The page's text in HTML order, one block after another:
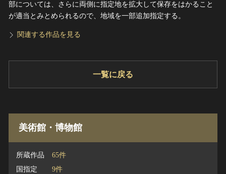
部については、さらに両側に指定地を拡大して保存をはかること
が適当とみとめられるので、地域を一部追加指定する。
関連する作品を見る
一覧に戻る
美術館・博物館
所蔵作品
65件
国指定
9件